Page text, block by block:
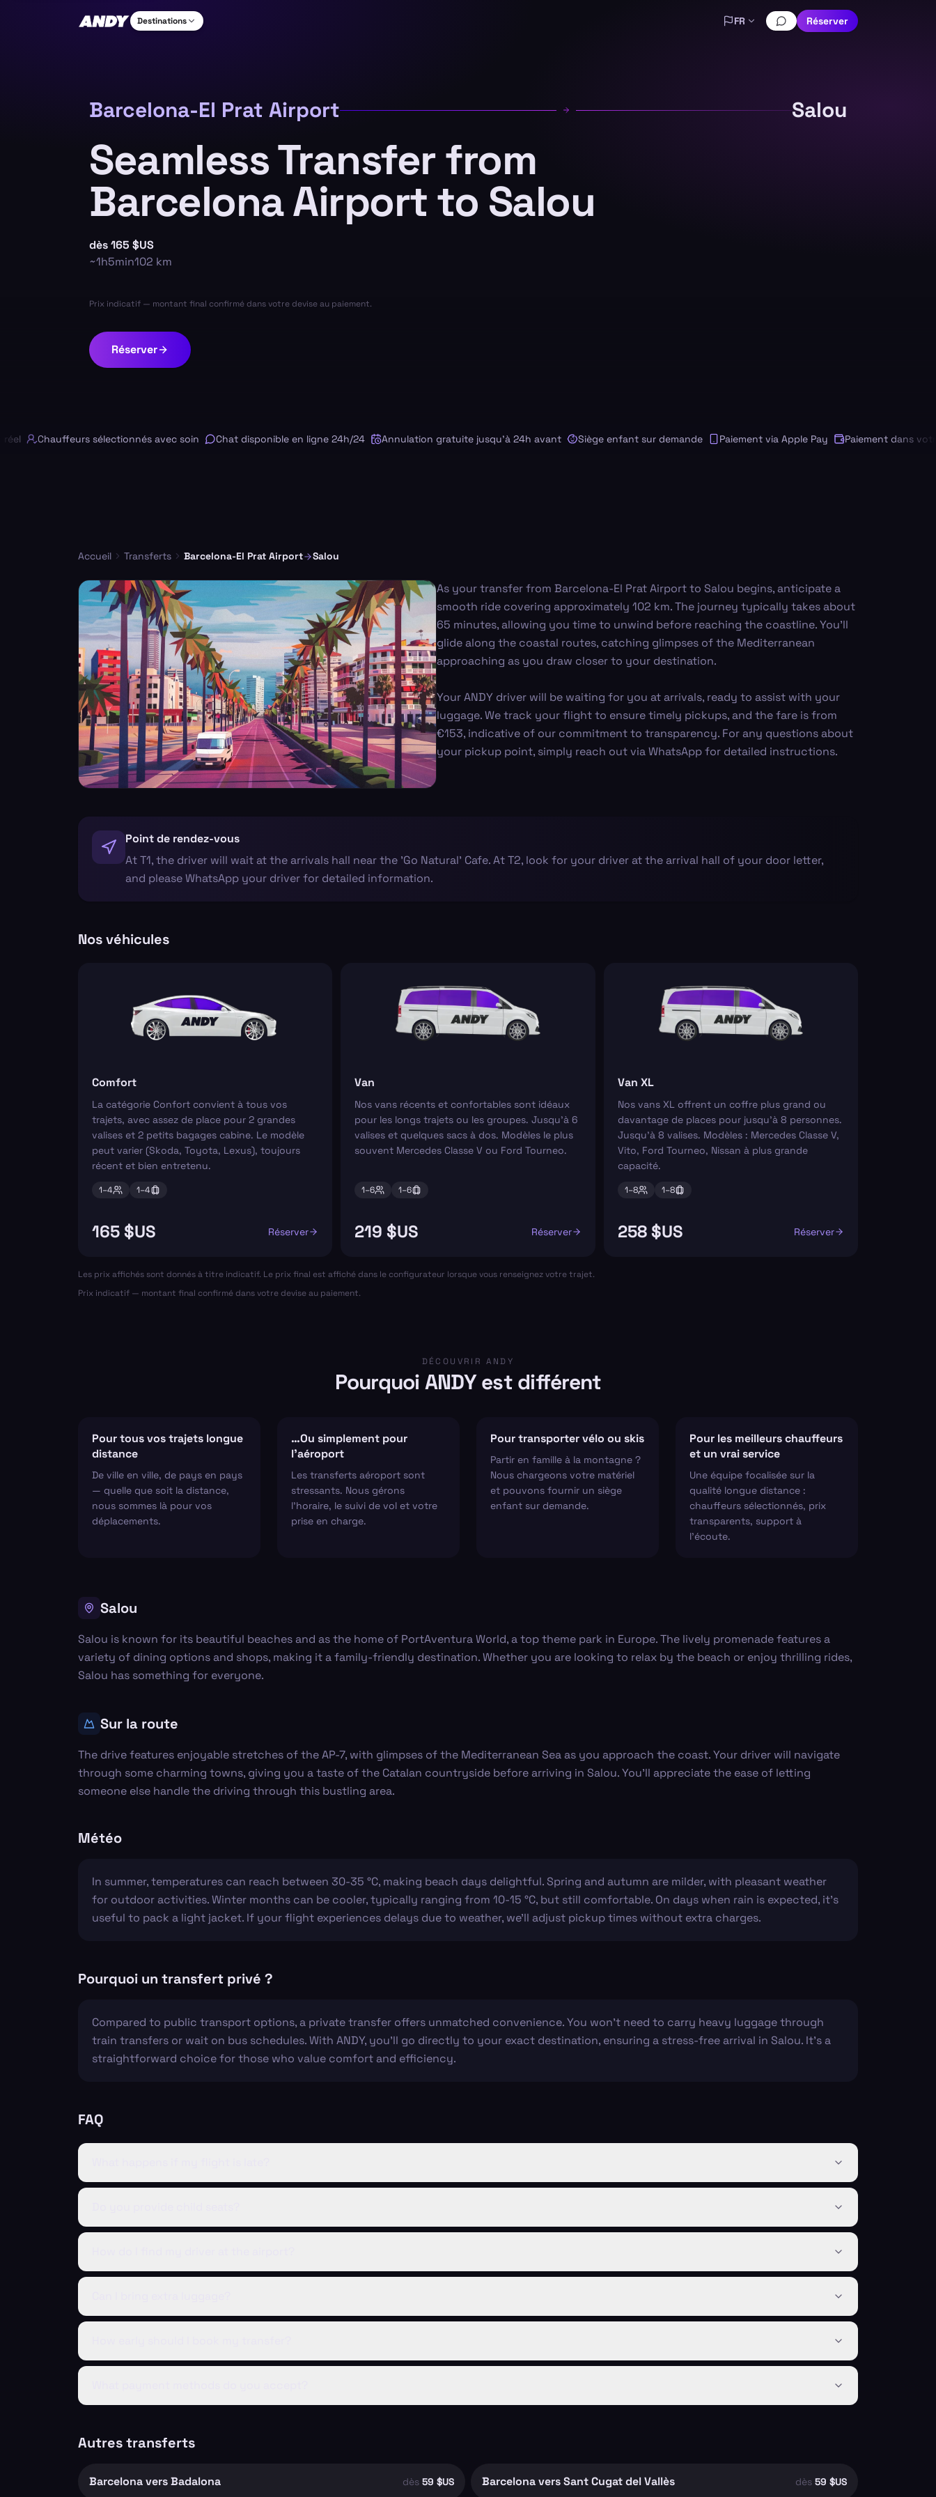
Destinations FR Réserver
Barcelona-El Prat Airport Salou
Seamless Transfer from
Barcelona Airport to Salou
dès165 $US
~1h5min102 km
Prix indicatif — montant final confirmé dans votre devise au paiement.
Réserver
Chauffeurs sélectionnés avec soin Chat disponible en ligne 24h/24 Annulation gratuite jusqu'à 24h avant Siège enfant sur demande Paiement via Apple Pay Paiement dans votre
Accueil Transferts Barcelona-El Prat Airport Salou
As your transfer from Barcelona-El Prat Airport to Salou begins, anticipate a
smooth ride covering approximately 102 km. The journey typically takes about
65 minutes, allowing you time to unwind before reaching the coastline. You'll
glide along the coastal routes, catching glimpses of the Mediterranean
approaching as you draw closer to your destination.
Your ANDY driver will be waiting for you at arrivals, ready to assist with your
luggage. We track your flight to ensure timely pickups, and the fare is from
€153, indicative of our commitment to transparency. For any questions about
your pickup point, simply reach out via WhatsApp for detailed instructions.
Point de rendez-vous
At T1, the driver will wait at the arrivals hall near the 'Go Natural' Cafe. At T2, look for your driver at the arrival hall of your door letter,
and please WhatsApp your driver for detailed information.
Nos véhicules
Comfort
La catégorie Confort convient à tous vos
trajets, avec assez de place pour 2 grandes
valises et 2 petits bagages cabine. Le modèle
peut varier (Skoda, Toyota, Lexus), toujours
récent et bien entretenu.
1–4 1–4
165 $US Réserver
Van
Nos vans récents et confortables sont idéaux
pour les longs trajets ou les groupes. Jusqu'à 6
valises et quelques sacs à dos. Modèles le plus
souvent Mercedes Classe V ou Ford Tourneo.
1–6 1–6
219 $US Réserver
Van XL
Nos vans XL offrent un coffre plus grand ou
davantage de places pour jusqu'à 8 personnes.
Jusqu'à 8 valises. Modèles : Mercedes Classe V,
Vito, Ford Tourneo, Nissan à plus grande
capacité.
1–8 1–8
258 $US Réserver
Les prix affichés sont donnés à titre indicatif. Le prix final est affiché dans le configurateur lorsque vous renseignez votre trajet.
Prix indicatif — montant final confirmé dans votre devise au paiement.
DÉCOUVRIR ANDY
Pourquoi ANDY est différent
Pour tous vos trajets longue
distance
De ville en ville, de pays en pays
— quelle que soit la distance,
nous sommes là pour vos
déplacements.
…Ou simplement pour
l'aéroport
Les transferts aéroport sont
stressants. Nous gérons
l'horaire, le suivi de vol et votre
prise en charge.
Pour transporter vélo ou skis
Partir en famille à la montagne ?
Nous chargeons votre matériel
et pouvons fournir un siège
enfant sur demande.
Pour les meilleurs chauffeurs
et un vrai service
Une équipe focalisée sur la
qualité longue distance :
chauffeurs sélectionnés, prix
transparents, support à
l'écoute.
Salou
Salou is known for its beautiful beaches and as the home of PortAventura World, a top theme park in Europe. The lively promenade features a
variety of dining options and shops, making it a family-friendly destination. Whether you are looking to relax by the beach or enjoy thrilling rides,
Salou has something for everyone.
Sur la route
The drive features enjoyable stretches of the AP-7, with glimpses of the Mediterranean Sea as you approach the coast. Your driver will navigate
through some charming towns, giving you a taste of the Catalan countryside before arriving in Salou. You'll appreciate the ease of letting
someone else handle the driving through this bustling area.
Météo
In summer, temperatures can reach between 30-35 °C, making beach days delightful. Spring and autumn are milder, with pleasant weather
for outdoor activities. Winter months can be cooler, typically ranging from 10-15 °C, but still comfortable. On days when rain is expected, it's
useful to pack a light jacket. If your flight experiences delays due to weather, we’ll adjust pickup times without extra charges.
Pourquoi un transfert privé ?
Compared to public transport options, a private transfer offers unmatched convenience. You won't need to carry heavy luggage through
train transfers or wait on bus schedules. With ANDY, you'll go directly to your exact destination, ensuring a stress-free arrival in Salou. It’s a
straightforward choice for those who value comfort and efficiency.
FAQ
Autres transferts
Barcelona vers Badalona dès 59 $US Barcelona vers Sant Cugat del Vallès dès 59 $US